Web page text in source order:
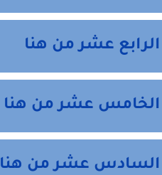
عشر من هنا
عشر من هنا
عشر من هنا